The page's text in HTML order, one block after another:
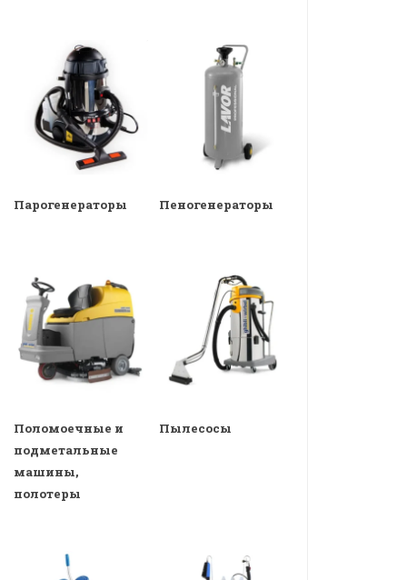
Парогенераторы Пеногенераторы
Поломоечные и
подметальные
машины,
полотеры
Пылесосы